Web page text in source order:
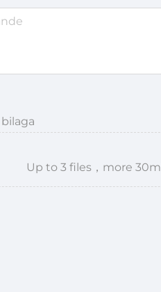
Up to 3 files，more